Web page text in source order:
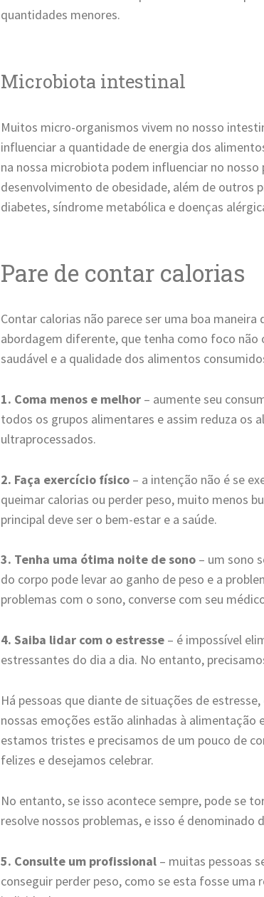
quantidades menores.
Microbiota intestinal
Muitos micro-organismos vivem no nosso
influenciar a quantidade de energia dos
na nossa microbiota podem influenciar no
desenvolvimento de obesidade, além de outros
diabetes, síndrome metabólica e doenças
Pare de contar calorias
Contar calorias não parece ser uma boa
abordagem diferente, que tenha como foco não
saudável e a qualidade dos alimentos
1. Coma menos e melhor – aumente seu
todos os grupos alimentares e assim reduza os
ultraprocessados.
2. Faça exercício físico – a intenção não é se
queimar calorias ou perder peso, muito menos
principal deve ser o bem-estar e a saúde.
3. Tenha uma ótima noite de sono – um sono
do corpo pode levar ao ganho de peso e a
problemas com o sono, converse com seu
4. Saiba lidar com o estresse – é impossível
estressantes do dia a dia. No entanto,
Há pessoas que diante de situações de
nossas emoções estão alinhadas à alimentação
estamos tristes e precisamos de um pouco de
felizes e desejamos celebrar.
No entanto, se isso acontece sempre, pode se
resolve nossos problemas, e isso é denominado
5. Consulte um profissional – muitas pessoas
conseguir perder peso, como se esta fosse